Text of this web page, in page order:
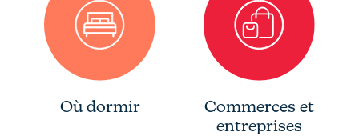
Où dormir
Commerces et
entreprises